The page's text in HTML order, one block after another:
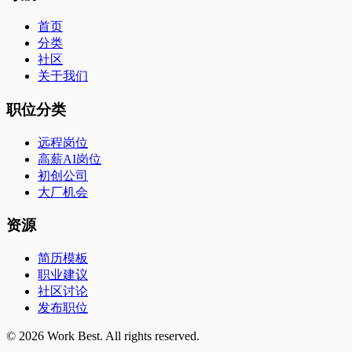
首页
分类
社区
关于我们
职位分类
远程岗位
高薪AI岗位
初创公司
大厂机会
资源
简历模板
职业建议
社区讨论
发布职位
© 2026 Work Best. All rights reserved.